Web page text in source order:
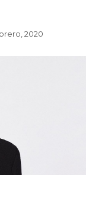
2020